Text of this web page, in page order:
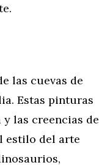
las cuevas de
Estas pinturas
las creencias de
estilo del arte